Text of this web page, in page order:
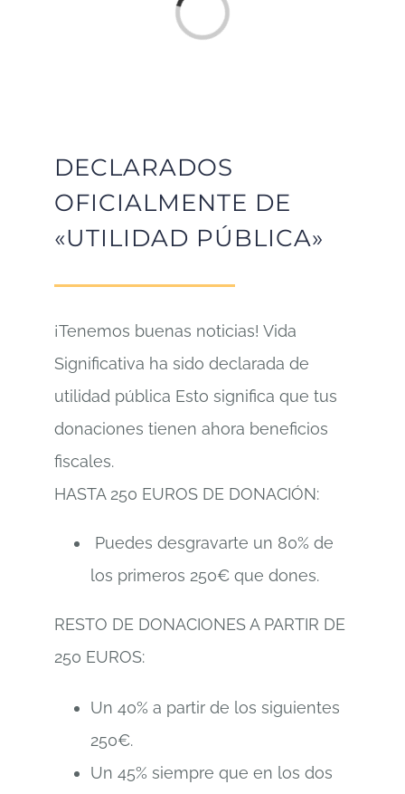
Cargando...
DECLARADOS
OFICIALMENTE DE
«UTILIDAD PÚBLICA»
¡Tenemos buenas noticias! Vida
Significativa ha sido declarada de
utilidad pública Esto significa que tus
donaciones tienen ahora beneficios
fiscales.
HASTA 250 EUROS DE DONACIÓN:
Puedes desgravarte un 80% de
los primeros 250€ que dones.
RESTO DE DONACIONES A PARTIR DE
250 EUROS:
Un 40% a partir de los siguientes
250€.
Un 45% siempre que en los dos